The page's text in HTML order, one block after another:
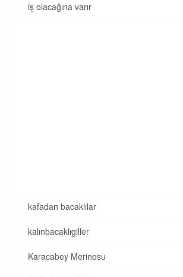
iş olacağına varır
kafadan bacaklılar
kalınbacaklıgiller
Karacabey Merinosu